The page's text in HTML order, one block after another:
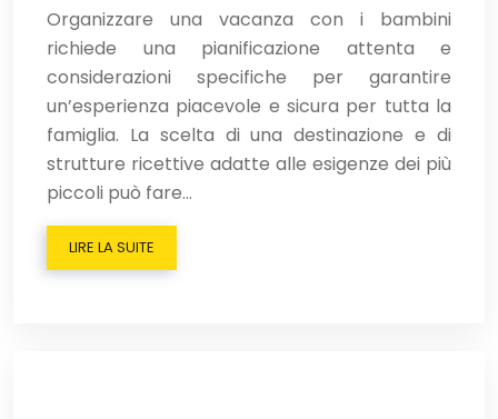
Organizzare una vacanza con i bambini
richiede una pianificazione attenta e
considerazioni specifiche per garantire
un’esperienza piacevole e sicura per tutta la
famiglia. La scelta di una destinazione e di
strutture ricettive adatte alle esigenze dei più
piccoli può fare…
LIRE LA SUITE